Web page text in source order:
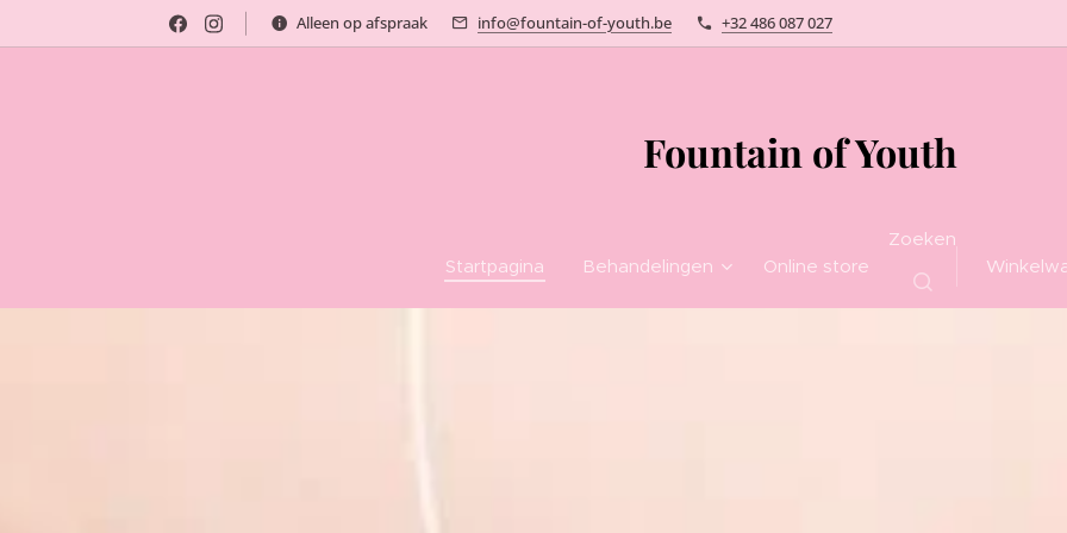
Alleen op afspraak info@fountain-of-youth.be +32 486 087 027
Fountain of Youth
Startpagina Behandelingen Online store
Zoeken